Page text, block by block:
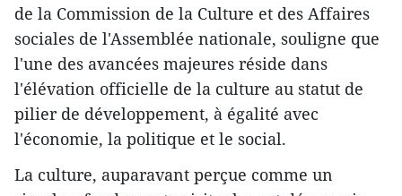
de la Commission de la Culture et des Affaires
sociales de l'Assemblée nationale, souligne que
l'une des avancées majeures réside dans
l'élévation officielle de la culture au statut de
pilier de développement, à égalité avec
l'économie, la politique et le social.
La culture, auparavant perçue comme un